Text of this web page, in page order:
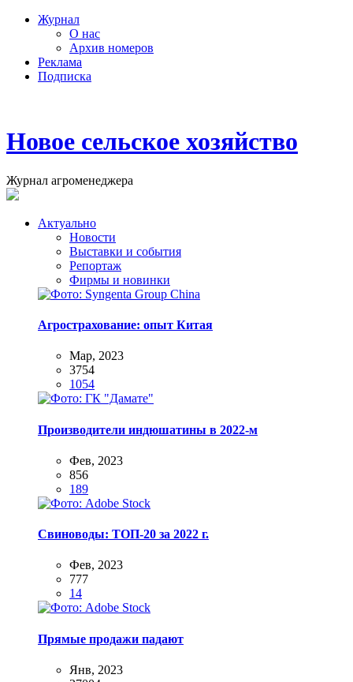
Журнал
О нас
Архив номеров
Реклама
Подписка
Новое сельское хозяйство
Журнал агроменеджера
Актуально
Новости
Выставки и события
Репортаж
Фирмы и новинки
Агрострахование: опыт Китая
Мар, 2023
3754
1054
Производители индюшатины в 2022-м
Фев, 2023
856
189
Свиноводы: ТОП-20 за 2022 г.
Фев, 2023
777
14
Прямые продажи падают
Янв, 2023